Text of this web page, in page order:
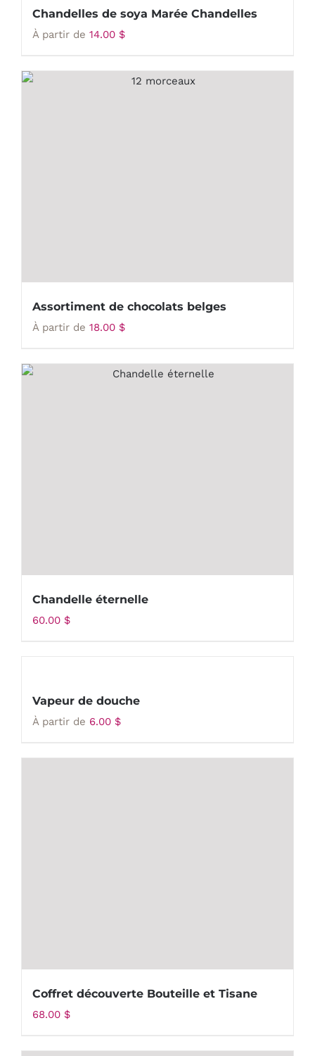
Chandelles de soya Marée Chandelles
À partir de 14.00 $
Assortiment de chocolats belges
À partir de 18.00 $
Chandelle éternelle
60.00 $
Vapeur de douche
À partir de 6.00 $
Coffret découverte Bouteille et Tisane
68.00 $